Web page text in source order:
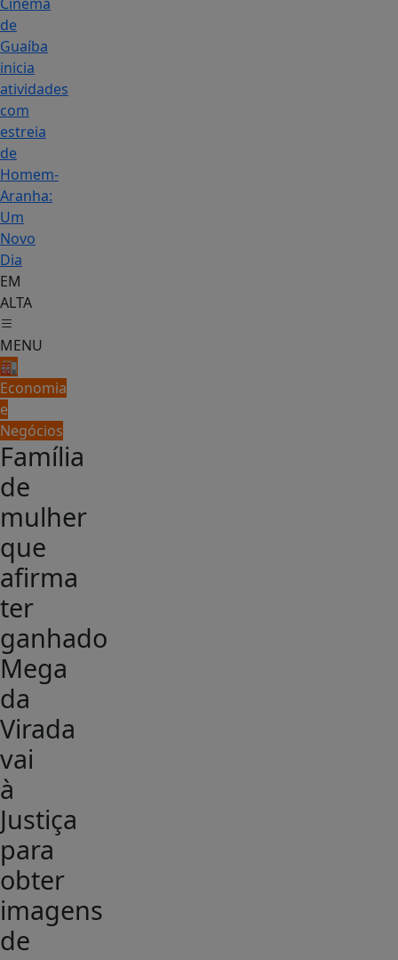
de
Guaíba
inicia
atividades
com
estreia
de
Homem-
Aranha:
Um
Novo
Dia
EM
ALTA
MENU
🏭
Economia
e
Negócios
Família
de
mulher
que
afirma
ter
ganhado
Mega
da
Virada
vai
à
Justiça
para
obter
imagens
de